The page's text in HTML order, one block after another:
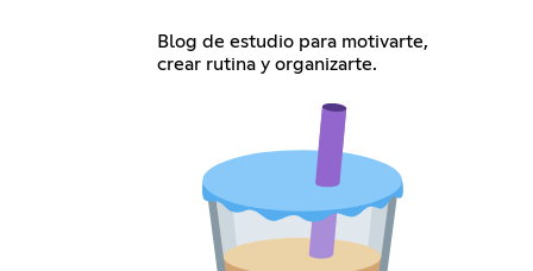
Blog de estudio para motivarte,
crear rutina y organizarte.